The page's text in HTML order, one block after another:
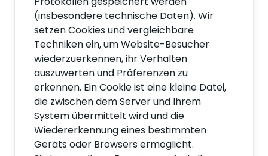
(insbesondere technische Daten). Wir
setzen Cookies und vergleichbare
Techniken ein, um Website-Besucher
wiederzuerkennen, ihr Verhalten
auszuwerten und Präferenzen zu
erkennen. Ein Cookie ist eine kleine Datei,
die zwischen dem Server und Ihrem
System übermittelt wird und die
Wiedererkennung eines bestimmten
Geräts oder Browsers ermöglicht.